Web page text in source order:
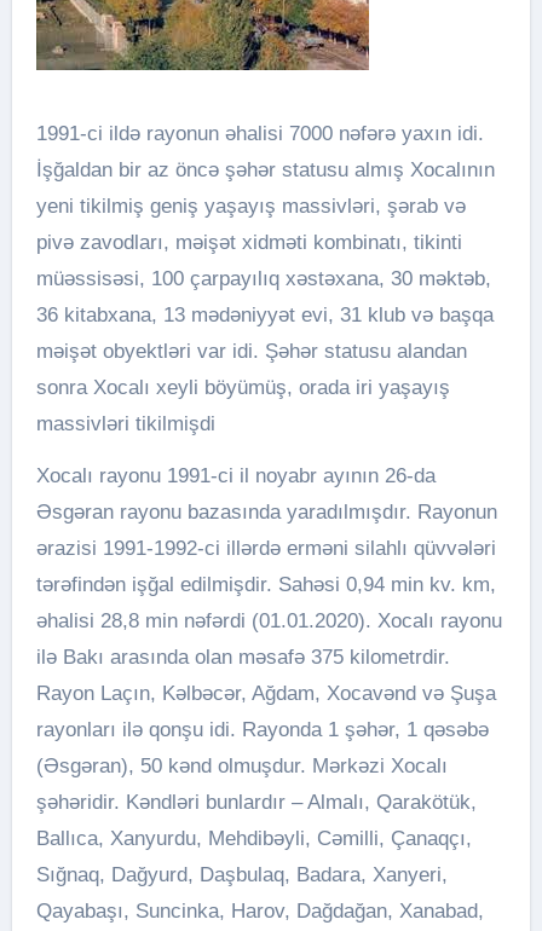
1991-ci ildə rayonun əhalisi 7000 nəfərə yaxın idi.
İşğaldan bir az öncə şəhər statusu almış Xocalının
yeni tikilmiş geniş yaşayış massivləri, şərab və
pivə zavodları, məişət xidməti kombinatı, tikinti
müəssisəsi, 100 çarpayılıq xəstəxana, 30 məktəb,
36 kitabxana, 13 mədəniyyət evi, 31 klub və başqa
məişət obyektləri var idi. Şəhər statusu alandan
sonra Xocalı xeyli böyümüş, orada iri yaşayış
massivləri tikilmişdi
Xocalı rayonu 1991-ci il noyabr ayının 26-da
Əsgəran rayonu bazasında yaradılmışdır. Rayonun
ərazisi 1991-1992-ci illərdə erməni silahlı qüvvələri
tərəfindən işğal edilmişdir. Sahəsi 0,94 min kv. km,
əhalisi 28,8 min nəfərdi (01.01.2020). Xocalı rayonu
ilə Bakı arasında olan məsafə 375 kilometrdir.
Rayon Laçın, Kəlbəcər, Ağdam, Xocavənd və Şuşa
rayonları ilə qonşu idi. Rayonda 1 şəhər, 1 qəsəbə
(Əsgəran), 50 kənd olmuşdur. Mərkəzi Xocalı
şəhəridir. Kəndləri bunlardır – Almalı, Qarakötük,
Ballıca, Xanyurdu, Mehdibəyli, Cəmilli, Çanaqçı,
Sığnaq, Dağyurd, Daşbulaq, Badara, Xanyeri,
Qayabaşı, Suncinka, Harov, Dağdağan, Xanabad,